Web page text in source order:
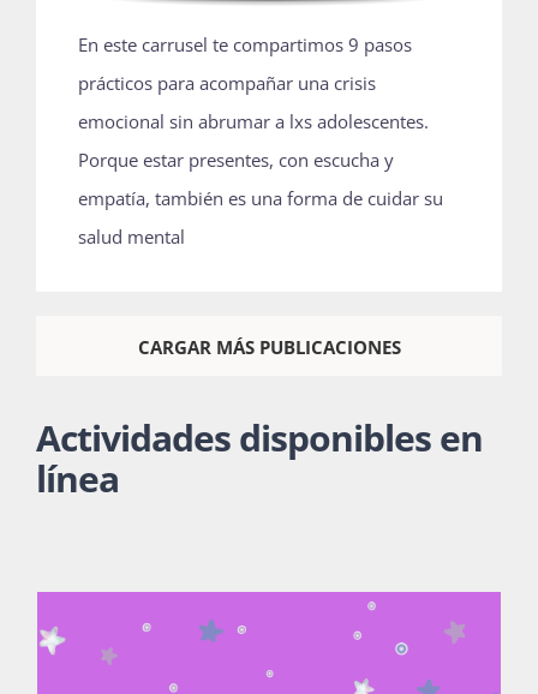
En este carrusel te compartimos 9 pasos
prácticos para acompañar una crisis
emocional sin abrumar a lxs adolescentes.
Porque estar presentes, con escucha y
empatía, también es una forma de cuidar su
salud mental
CARGAR MÁS PUBLICACIONES
Actividades disponibles en
línea